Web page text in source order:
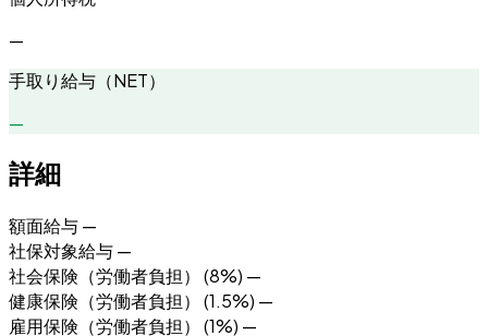
—
手取り給与（NET）
—
詳細
額面給与—
社保対象給与—
社会保険（労働者負担） (8%) —
健康保険（労働者負担） (1.5%) —
雇用保険（労働者負担） (1%) —